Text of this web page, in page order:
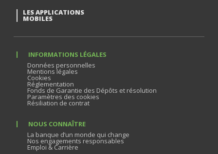
LES APPLICATIONS
MOBILES
INFORMATIONS LÉGALES
Données personnelles
Mentions légales
Cookies
Réglementation
Fonds de Garantie des Dépôts et résolution
Paramètres des cookies
Résiliation de contrat
NOUS CONNAÎTRE
La banque d’un monde qui change
Nos engagements responsables
Emploi & Carrière